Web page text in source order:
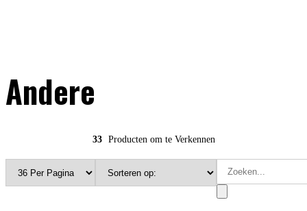
Andere
33 Producten om te Verkennen